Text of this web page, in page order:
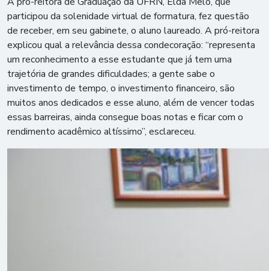
participou da solenidade virtual de formatura, fez questão
de receber, em seu gabinete, o aluno laureado. A pró-reitora
explicou qual a relevância dessa condecoração: “representa
um reconhecimento a esse estudante que já tem uma
trajetória de grandes dificuldades; a gente sabe o
investimento de tempo, o investimento financeiro, são
muitos anos dedicados e esse aluno, além de vencer todas
essas barreiras, ainda consegue boas notas e ficar com o
rendimento acadêmico altíssimo”, esclareceu.